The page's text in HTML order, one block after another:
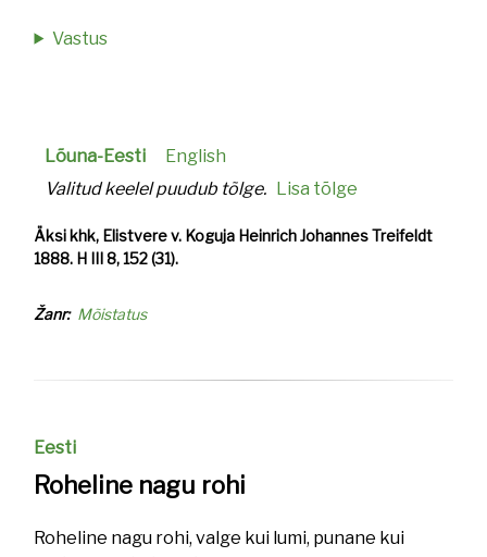
Vastus
Lõuna-Eesti
English
Valitud keelel puudub tõlge. Lisa tõlge
Äksi khk, Elistvere v. Koguja Heinrich Johannes Treifeldt
1888. H III 8, 152 (31).
Žanr Mõistatus
Eesti
Roheline nagu rohi
Roheline nagu rohi, valge kui lumi, punane kui